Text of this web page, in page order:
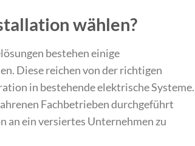
wählen?
bestehen einige
Diese reichen von der richtigen
in bestehende elektrische Systeme.
Fachbetrieben durchgeführt
an ein versiertes Unternehmen zu